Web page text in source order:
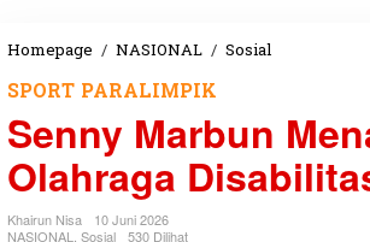
Homepage / NASIONAL / Sosial
y
M
a
SPORT PARALIMPIK
Senny Marbun
Olahraga
Khairun Nisa
10 Juni 2026
NASIONAL
Sosial 530 Dilihat